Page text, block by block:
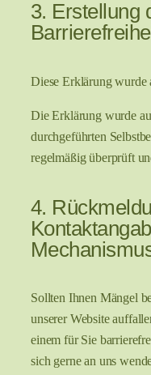
3. Erstellung
Diese Erklärung wurde
Die Erklärung wurde
durchgeführten
regelmäßig überprüft
4.
Sollten Ihnen Mängel
unserer Website
einem für Sie
sich gerne an uns